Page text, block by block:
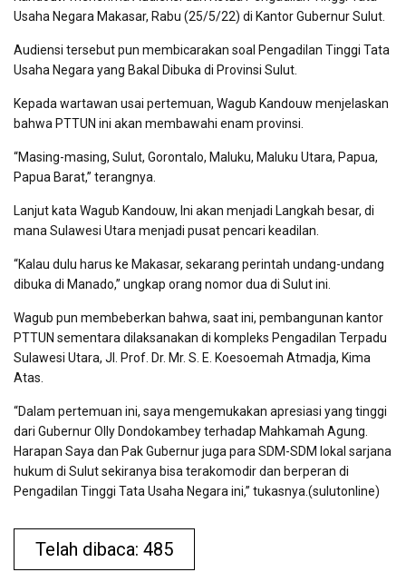
Usaha Negara Makasar, Rabu (25/5/22) di Kantor Gubernur Sulut.
Audiensi tersebut pun membicarakan soal Pengadilan Tinggi Tata
Usaha Negara yang Bakal Dibuka di Provinsi Sulut.
Kepada wartawan usai pertemuan, Wagub Kandouw menjelaskan
bahwa PTTUN ini akan membawahi enam provinsi.
“Masing-masing, Sulut, Gorontalo, Maluku, Maluku Utara, Papua,
Papua Barat,” terangnya.
Lanjut kata Wagub Kandouw, Ini akan menjadi Langkah besar, di
mana Sulawesi Utara menjadi pusat pencari keadilan.
“Kalau dulu harus ke Makasar, sekarang perintah undang-undang
dibuka di Manado,” ungkap orang nomor dua di Sulut ini.
Wagub pun membeberkan bahwa, saat ini, pembangunan kantor
PTTUN sementara dilaksanakan di kompleks Pengadilan Terpadu
Sulawesi Utara, Jl. Prof. Dr. Mr. S. E. Koesoemah Atmadja, Kima
Atas.
“Dalam pertemuan ini, saya mengemukakan apresiasi yang tinggi
dari Gubernur Olly Dondokambey terhadap Mahkamah Agung.
Harapan Saya dan Pak Gubernur juga para SDM-SDM lokal sarjana
hukum di Sulut sekiranya bisa terakomodir dan berperan di
Pengadilan Tinggi Tata Usaha Negara ini,” tukasnya.(sulutonline)
Telah dibaca: 485